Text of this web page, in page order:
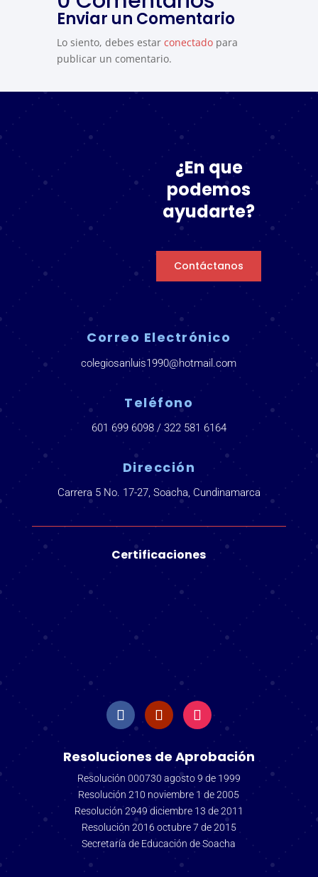
Enviar un Comentario
Lo siento, debes estar conectadopara
publicar un comentario.
¿En que
podemos
ayudarte?
Contáctanos
Correo Electrónico
colegiosanluis1990@hotmail.com
Teléfono
601 699 6098 / 322 581 6164
Dirección
Carrera 5 No. 17-27, Soacha, Cundinamarca
Certificaciones
Resoluciones de Aprobación
Resolución 000730 agosto 9 de 1999
Resolución 210 noviembre 1 de 2005
Resolución 2949 diciembre 13 de 2011
Resolución 2016 octubre 7 de 2015
Secretaría de Educación de Soacha